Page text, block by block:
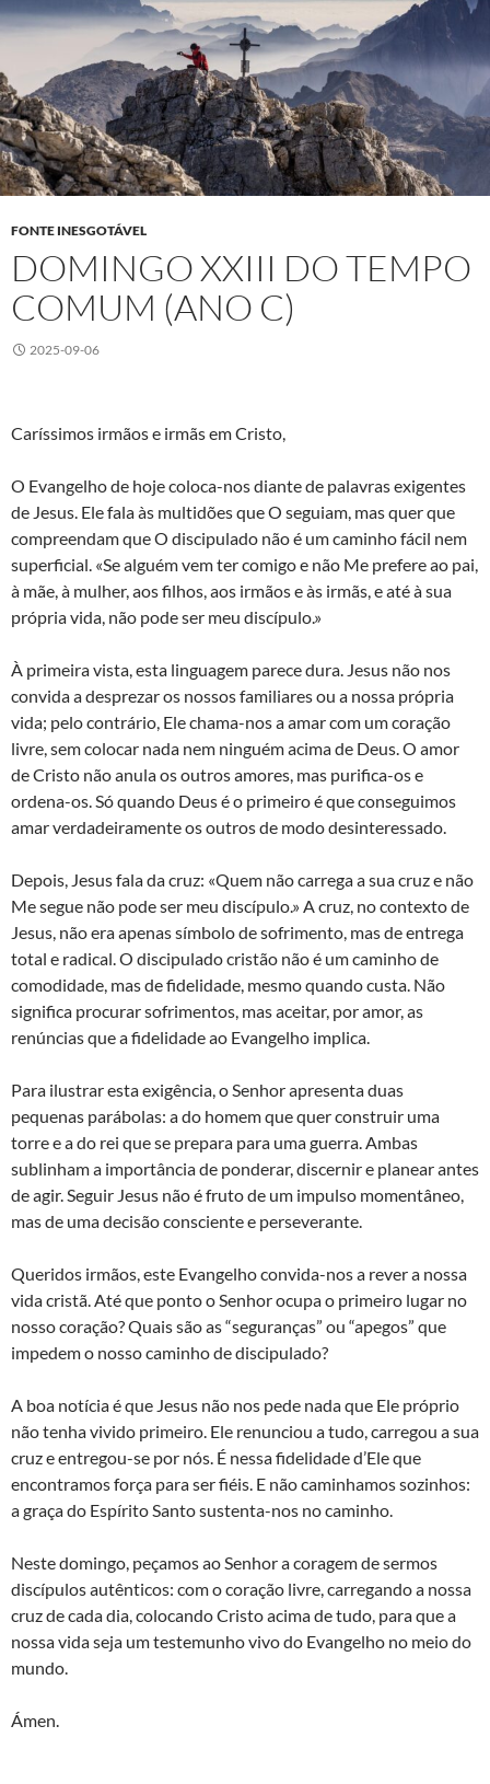
FONTE INESGOTÁVEL
DOMINGO XXIII DO TEMPO
COMUM (ANO C)
2025-09-06
Caríssimos irmãos e irmãs em Cristo,
O Evangelho de hoje coloca-nos diante de palavras exigentes
de Jesus. Ele fala às multidões que O seguiam, mas quer que
compreendam que O discipulado não é um caminho fácil nem
superficial. «Se alguém vem ter comigo e não Me prefere ao pai,
à mãe, à mulher, aos filhos, aos irmãos e às irmãs, e até à sua
própria vida, não pode ser meu discípulo.»
À primeira vista, esta linguagem parece dura. Jesus não nos
convida a desprezar os nossos familiares ou a nossa própria
vida; pelo contrário, Ele chama-nos a amar com um coração
livre, sem colocar nada nem ninguém acima de Deus. O amor
de Cristo não anula os outros amores, mas purifica-os e
ordena-os. Só quando Deus é o primeiro é que conseguimos
amar verdadeiramente os outros de modo desinteressado.
Depois, Jesus fala da cruz: «Quem não carrega a sua cruz e não
Me segue não pode ser meu discípulo.» A cruz, no contexto de
Jesus, não era apenas símbolo de sofrimento, mas de entrega
total e radical. O discipulado cristão não é um caminho de
comodidade, mas de fidelidade, mesmo quando custa. Não
significa procurar sofrimentos, mas aceitar, por amor, as
renúncias que a fidelidade ao Evangelho implica.
Para ilustrar esta exigência, o Senhor apresenta duas
pequenas parábolas: a do homem que quer construir uma
torre e a do rei que se prepara para uma guerra. Ambas
sublinham a importância de ponderar, discernir e planear antes
de agir. Seguir Jesus não é fruto de um impulso momentâneo,
mas de uma decisão consciente e perseverante.
Queridos irmãos, este Evangelho convida-nos a rever a nossa
vida cristã. Até que ponto o Senhor ocupa o primeiro lugar no
nosso coração? Quais são as “seguranças” ou “apegos” que
impedem o nosso caminho de discipulado?
A boa notícia é que Jesus não nos pede nada que Ele próprio
não tenha vivido primeiro. Ele renunciou a tudo, carregou a sua
cruz e entregou-se por nós. É nessa fidelidade d’Ele que
encontramos força para ser fiéis. E não caminhamos sozinhos:
a graça do Espírito Santo sustenta-nos no caminho.
Neste domingo, peçamos ao Senhor a coragem de sermos
discípulos autênticos: com o coração livre, carregando a nossa
cruz de cada dia, colocando Cristo acima de tudo, para que a
nossa vida seja um testemunho vivo do Evangelho no meio do
mundo.
Ámen.